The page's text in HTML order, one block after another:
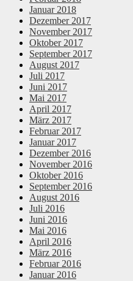
Januar 2018
Dezember 2017
November 2017
Oktober 2017
September 2017
August 2017
Juli 2017
Juni 2017
Mai 2017
April 2017
März 2017
Februar 2017
Januar 2017
Dezember 2016
November 2016
Oktober 2016
September 2016
August 2016
Juli 2016
Juni 2016
Mai 2016
April 2016
März 2016
Februar 2016
Januar 2016